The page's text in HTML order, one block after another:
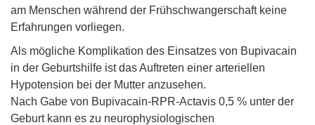
am Menschen während der Frühschwangerschaft keine
Erfahrungen vorliegen.
Als mögliche Komplikation des Einsatzes von Bupivacain
in der Geburtshilfe ist das Auftreten einer arteriellen
Hypotension bei der Mutter anzusehen.
Nach Gabe von Bupivacain-RPR-Actavis 0,5 % unter der
Geburt kann es zu neurophysiologischen